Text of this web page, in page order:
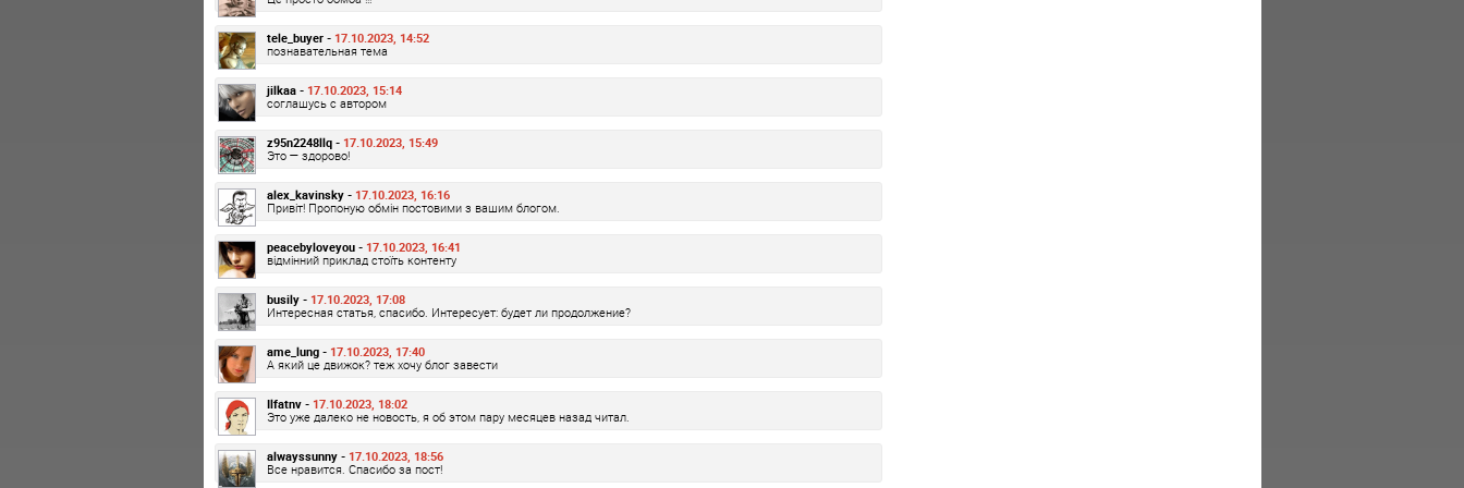
tele_buyer - 17.10.2023, 14:52
познавательная тема
jilkaa - 17.10.2023, 15:14
соглашусь с автором
z95n2248llq - 17.10.2023, 15:49
Это — здорово!
alex_kavinsky - 17.10.2023, 16:16
Привіт! Пропоную обмін постовими з вашим блогом.
peacebyloveyou - 17.10.2023, 16:41
відмінний приклад стоїть контенту
busily - 17.10.2023, 17:08
Интересная статья, спасибо. Интересует: будет ли продолжение?
ame_lung - 17.10.2023, 17:40
А який це движок? теж хочу блог завести
Ilfatnv - 17.10.2023, 18:02
Это уже далеко не новость, я об этом пару месяцев назад читал.
alwayssunny - 17.10.2023, 18:56
Все нравится. Спасибо за пост!